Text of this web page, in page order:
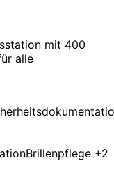
mit 400
alle
Brillenpflege +2